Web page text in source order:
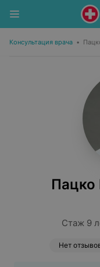
Консультация врача •
Пацко
Стаж 9
Нет